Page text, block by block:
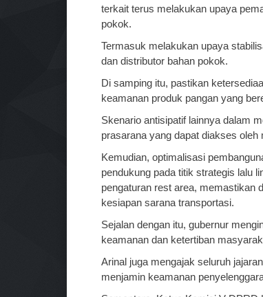
terkait terus melakukan upaya
pokok.
Termasuk melakukan upaya
dan distributor bahan pokok.
Di samping itu, pastikan
keamanan produk pangan yang
Skenario antisipatif lainnya dalam
prasarana yang dapat diakses
Kemudian, optimalisasi
pendukung pada titik strategis lalu
pengaturan rest area, memastikan
kesiapan sarana transportasi.
Sejalan dengan itu, gubernur
keamanan dan ketertiban
Arinal juga mengajak seluruh
menjamin keamanan